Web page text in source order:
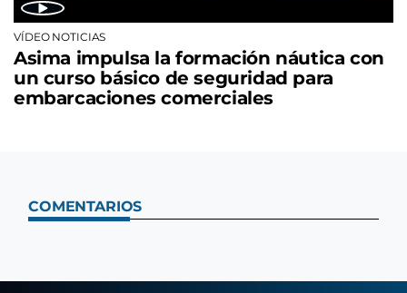
VÍDEO NOTICIAS
Asima impulsa la formación náutica con
un curso básico de seguridad para
embarcaciones comerciales
COMENTARIOS